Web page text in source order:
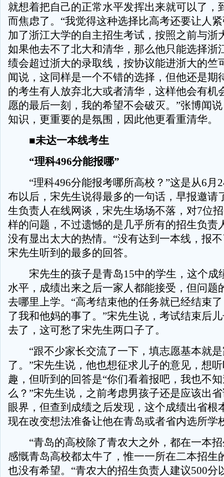
就想着把自己的正常水平发挥出来就可以了，
而焦虑了。“我觉得这种选择比高考还要让人
加了浙江大学的自主招生考试，按照之前与浙
如果他去不了北大和清华，那么他只能选择浙
绩会超过浙大的录取线，按协议能进浙大的竺
闻说，这同样是一个不错的选择，但他还是期
的考生有人放弃北大或者清华，这样他会有机
愿的最后一刻，我的希望不会破灭。”张博闻
知识，更重要的是氛围，因此他更看重清华。
■未达一本线考生
“理科496分能报哪”
“理科496分能报考哪所高校？”这是从6月
布以后，宋先生说得最多的一句话，早报邀请
生负责人在线网谈，宋先生场场不落，对7位
样的问题，不过遗憾的是几乎所有的招生负责
没有显出太大的热情。“没有达到一本线，报
宋先生听到的最多的回答。
宋先生的孩子是青岛15中的学生，这个成
水平，成绩出来之后一家人都能接受，但问题
去哪里上学。“高考结束他的任务就已经结束
了我和他妈的事了。”宋先生说，考试结束后
去了，这可愁了宋先生两口子了。
“跟不少家长交流了一下，填志愿基本就是
了。”宋先生说，他也想征求儿子的意见，想
趣，但听到的回答是“你们看着报吧，我也不
么？”宋先生说，之前考虑男孩子还是应该出
眼界，但查到成绩之后发现，这个成绩出省根
现在改变想法准备让他在青岛或者省内选所学
“青岛的高校除了青农大之外，都在一本招
感慨青岛高校都太牛了，惟一一所在二本招生
也没有希望。“青农大的招生负责人建议500分